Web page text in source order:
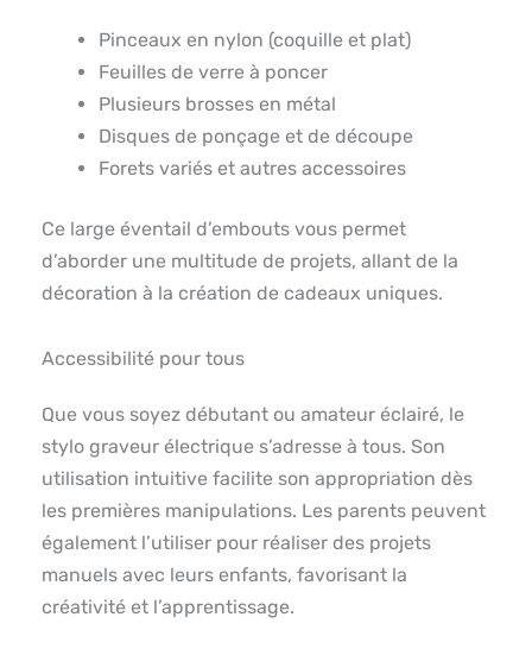
Pinceaux en nylon (coquille et plat)
Feuilles de verre à poncer
Plusieurs brosses en métal
Disques de ponçage et de découpe
Forets variés et autres accessoires
Ce large éventail d’embouts vous permet
d’aborder une multitude de projets, allant de la
décoration à la création de cadeaux uniques.
Accessibilité pour tous
Que vous soyez débutant ou amateur éclairé, le
stylo graveur électrique s’adresse à tous. Son
utilisation intuitive facilite son appropriation dès
les premières manipulations. Les parents peuvent
également l’utiliser pour réaliser des projets
manuels avec leurs enfants, favorisant la
créativité et l’apprentissage.